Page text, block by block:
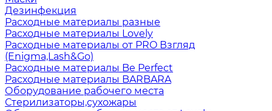
Дезинфекция
Расходные материалы разные
Расходные материалы Lovely
Расходные материалы от PRO Взгляд
(Enigma,Lash&Go)
Расходные материалы Be Perfect
Расходные материалы BARBARA
Оборудование рабочего места
Стерилизаторы,сухожары